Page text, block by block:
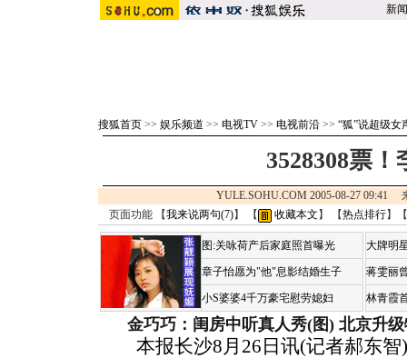
新闻
搜狐首页 >> 娱乐频道 >> 电视TV >> 电视前沿 >> “狐”说超级女
3528308票！
YULE.SOHU.COM 2005-08-27 09:41
页面功能 【我来说两句(7)】 【 收藏本文 】 【热点排行】【
图:关咏荷产后家庭照首曝光
章子怡愿为"他"息影结婚生子
小S婆婆4千万豪宅慰劳媳妇
大牌明
蒋雯丽
林青霞
金巧巧：闺房中听真人秀(图) 北京升
本报长沙8月26日讯(记者郝东智